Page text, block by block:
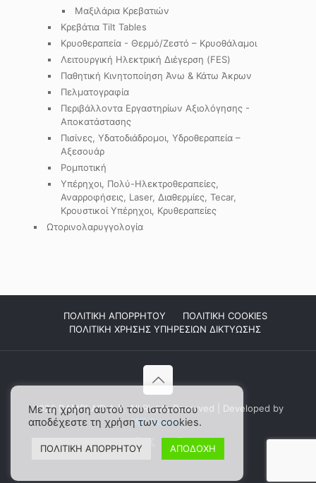
Μαξιλάρια Κρεβατιών
Κρεβάτια Tilt Tables
Κρυοθεραπεία - Θερμό/Ζεστό – Κρυοθάλαμοι
Λειτουργική Ηλεκτρική Διέγερση (FES)
Παθητική Κινητοποίηση Άνω & Κάτω Άκρων
Πελματογραφία
Περιβάλλοντα Εργαστηρίων Αξιολόγησης -
Αποκατάστασης
Πισίνες, Υδατοδιάδρομοι, Υδροθεραπεία –
Αξεσουάρ
Ρομποτική
Υπέρηχοι, Πολύ-Ηλεκτροθεραπείες,
Αναρροφήσεις, Laser, Διαθερμίες, Tecar,
Κρουστικοί Υπέρηχοι, Κρυθεραπείες
Ωτορινολαρυγγολογία
ΠΟΛΙΤΙΚΗ ΑΠΟΡΡΗΤΟΥ
ΠΟΛΙΤΙΚΗ COOKIES
ΠΟΛΙΤΙΚΗ ΧΡΗΣΗΣ ΥΠΗΡΕΣΙΩΝ ΔΙΚΤΥΩΣΗΣ
2026 DAMPLAID Α.Ε. All Rights Reserved | Developed by
WP Experts
Με τη χρήση αυτού του ιστότοπου
αποδέχεστε τη χρήση των cookies.
ΠΟΛΙΤΙΚΗ ΑΠΟΡΡΗΤΟΥ ΑΠΟΔΟΧΗ